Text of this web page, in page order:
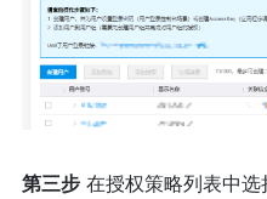
第三步在授权策略列表中